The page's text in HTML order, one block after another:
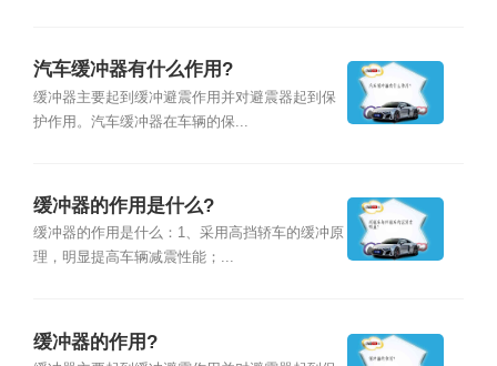
汽车缓冲器有什么作用?
缓冲器主要起到缓冲避震作用并对避震器起到保
护作用。汽车缓冲器在车辆的保...
缓冲器的作用是什么?
缓冲器的作用是什么：1、采用高挡轿车的缓冲原
理，明显提高车辆减震性能；...
缓冲器的作用?